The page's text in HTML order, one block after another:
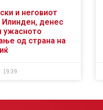
и неговиот
Илинден, денес
ужасното
од страна на
19:39